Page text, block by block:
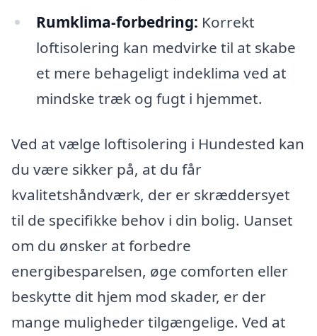
Rumklima-forbedring: Korrekt
loftisolering kan medvirke til at skabe
et mere behageligt indeklima ved at
mindske træk og fugt i hjemmet.
Ved at vælge loftisolering i Hundested kan
du være sikker på, at du får
kvalitetshåndværk, der er skræddersyet
til de specifikke behov i din bolig. Uanset
om du ønsker at forbedre
energibesparelsen, øge comforten eller
beskytte dit hjem mod skader, er der
mange muligheder tilgængelige. Ved at